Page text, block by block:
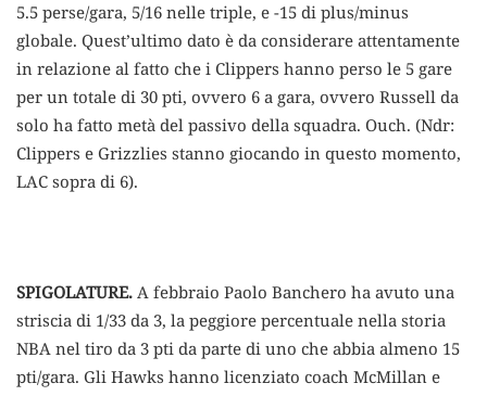
5.5 perse/gara, 5/16 nelle triple, e -15 di plus/minus
globale. Quest’ultimo dato è da considerare attentamente
in relazione al fatto che i Clippers hanno perso le 5 gare
per un totale di 30 pti, ovvero 6 a gara, ovvero Russell da
solo ha fatto metà del passivo della squadra. Ouch. (Ndr:
Clippers e Grizzlies stanno giocando in questo momento,
LAC sopra di 6).
SPIGOLATURE. A febbraio Paolo Banchero ha avuto una
striscia di 1/33 da 3, la peggiore percentuale nella storia
NBA nel tiro da 3 pti da parte di uno che abbia almeno 15
pti/gara. Gli Hawks hanno licenziato coach McMillan e